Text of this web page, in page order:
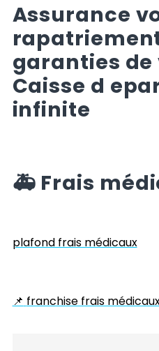
Assurance
garanties
Caisse d
infinite
🚑 Frais
plafond frais médicaux
📌 franchise frais